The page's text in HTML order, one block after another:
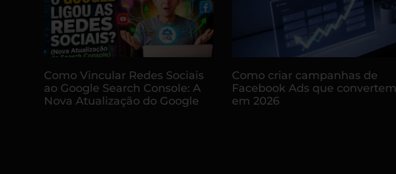
Como Vincular Redes Sociais
ao Google Search Console: A
Nova Atualização do Google
Como criar campanhas de
Facebook Ads que convertem
em 2026